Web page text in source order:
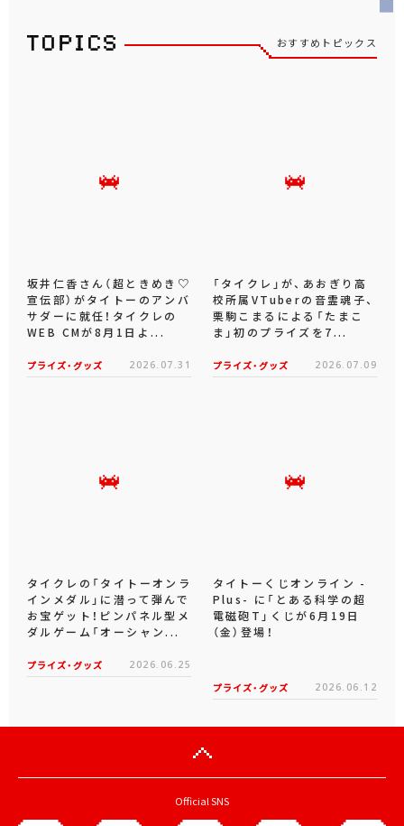
おすすめトピックス
坂井仁香さん（超ときめき♡
宣伝部）がタイトーのアンバ
サダーに就任！タイクレの
WEB CMが8月1日よ...
プライズ・グッズ 2026.07.31
「タイクレ」が、あおぎり高
校所属VTuberの音霊魂子、
栗駒こまるによる「たまこ
ま」初のプライズを7...
プライズ・グッズ 2026.07.09
タイクレの「タイトーオンラ
インメダル」に潜って弾んで
お宝ゲット！ピンパネル型メ
ダルゲーム「オーシャン...
プライズ・グッズ 2026.06.25
タイトーくじオンライン -
Plus- に「とある科学の超
電磁砲T」くじが6月19日
（金）登場！
プライズ・グッズ 2026.06.12
Official SNS